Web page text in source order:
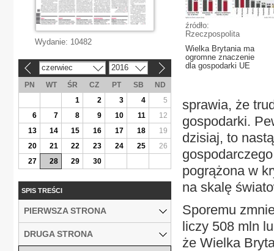
źródło:
Rzeczpospolita
Wielka Brytania ma
ogromne znaczenie
dla gospodarki UE
sprawia, że
gospodarki.
dzisiaj, to
pogrążona w
na skalę
Sporemu
liczy 508 mln
że Wielka
Wydanie: 10482
czerwiec 2016
PN WT ŚR CZ PT SB
ND
1
2 3 4
5
6
7 8 9 10 11
12
13
14 15 16 17 18
19
20
21 22 23 24 25
26
27
28 29 30
SPIS TREŚCI
PIERWSZA STRONA
DRUGA STRONA